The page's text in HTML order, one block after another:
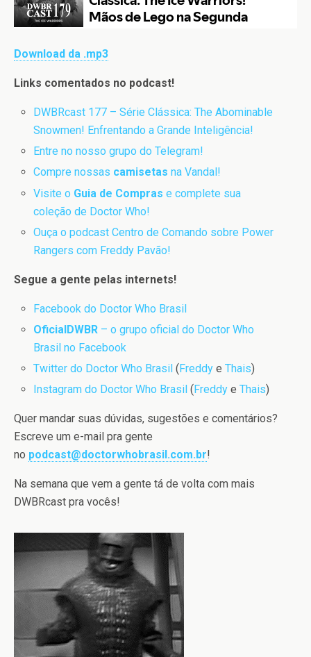
Download da .mp3
Links comentados no podcast!
DWBRcast 177 – Série Clássica: The Abominable
Snowmen! Enfrentando a Grande Inteligência!
Entre no nosso grupo do Telegram!
Compre nossas camisetas na Vandal!
Visite o Guia de Compras e complete sua
coleção de Doctor Who!
Ouça o podcast Centro de Comando sobre Power
Rangers com Freddy Pavão!
Segue a gente pelas internets!
Facebook do Doctor Who Brasil
OficialDWBR – o grupo oficial do Doctor Who
Brasil no Facebook
Twitter do Doctor Who Brasil (Freddy eThais)
Instagram do Doctor Who Brasil ( Freddy eThais)
Quer mandar suas dúvidas, sugestões e comentários?
Escreve um e-mail pra gente
no podcast@doctorwhobrasil.com.br!
Na semana que vem a gente tá de volta com mais
DWBRcast pra vocês!